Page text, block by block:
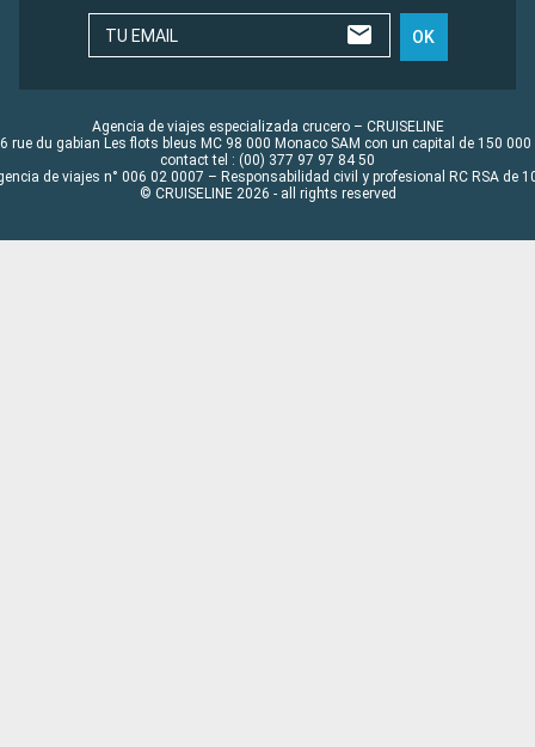
TU EMAIL OK
Agencia de viajes especializada crucero – CRUISELINE
rue du gabian Les flots bleus MC 98 000 Monaco SAM con un capital de 150 000
contact tel : (00) 377 97 97 84 50
de viajes n° 006 02 0007 – Responsabilidad civil y profesional RC RSA de
© CRUISELINE 2026 - all rights reserved